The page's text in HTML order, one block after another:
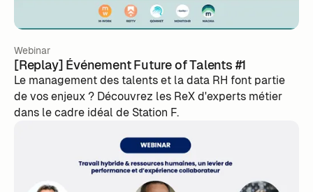
Webinar
[Replay] Événement Future of Talents #1
Le management des talents et la data RH font partie
de vos enjeux ? Découvrez les ReX d'experts métier
dans le cadre idéal de Station F.